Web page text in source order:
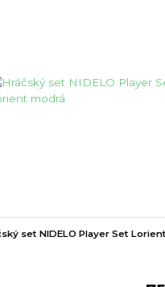
set NIDELO Player Set